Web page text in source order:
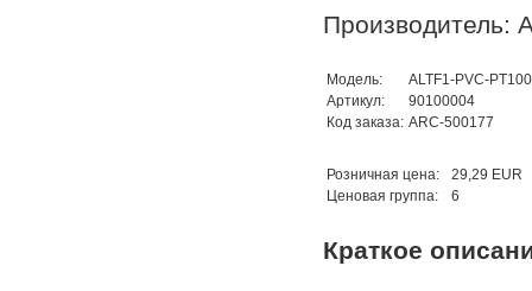
Производитель:
Модель:
ALTF1-PVC-
Артикул:
90100004
Код заказа: ARC-500177
Розничная цена:
29,29 EUR
Ценовая группа:
6
Краткое